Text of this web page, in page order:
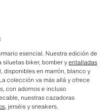
esencial. Nuestra edición de
biker, bomber yentalladas
disponibles en marrón, blanco y
colección va más allá y ofrece
con adornos e incluso
nuestras cazadoras
, jerséis y sneakers.